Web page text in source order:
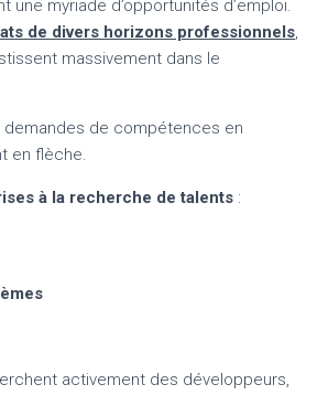
une myriade d’opportunités d’emploi.
de divers horizons professionnels,
massivement dans le
demandes de compétences en
en flèche.
à la recherche de talents :
activement des développeurs,